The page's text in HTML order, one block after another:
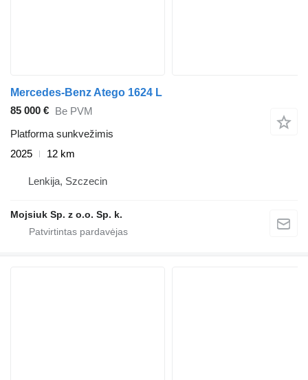
Mercedes-Benz Atego 1624 L
85 000 € Be PVM
Platforma sunkvežimis
2025
12 km
Lenkija, Szczecin
Mojsiuk Sp. z o.o. Sp. k.